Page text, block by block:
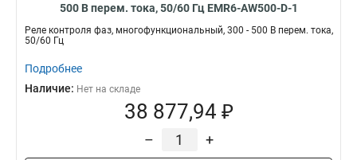
500 В перем. тока, 50/60 Гц EMR6-AW500-D-1
Реле контроля фаз, многофункциональный, 300 - 500 В перем. тока,
50/60 Гц
Подробнее
Наличие: Нет на складе
38 877,94 ₽
– +